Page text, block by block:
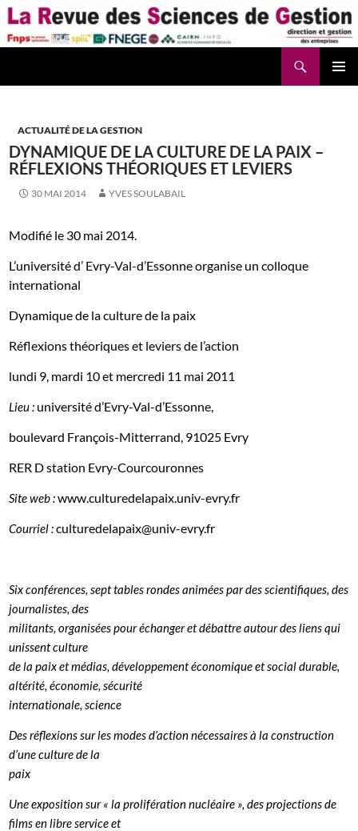
Aller
au
contenu
ACTUALITÉ DE LA GESTION
DYNAMIQUE DE LA CULTURE DE LA PAIX –
RÉFLEXIONS THÉORIQUES ET LEVIERS
30 MAI 2014 YVES SOULABAIL
Modifié le 30 mai 2014.
L’université d’ Evry-Val-d’Essonne organise un colloque
international
Dynamique de la culture de la paix
Réflexions théoriques et leviers de l’action
lundi 9, mardi 10 et mercredi 11 mai 2011
Lieu : université d’Evry-Val-d’Essonne,
boulevard François-Mitterrand, 91025 Evry
RER D station Evry-Courcouronnes
Site web :www.culturedelapaix.univ-evry.fr
Courriel :culturedelapaix@univ-evry.fr
Six conférences, sept tables rondes animées par des scientifiques, des
journalistes, des
militants, organisées pour échanger et débattre autour des liens qui
unissentculture
de la paixetmédias, développement économique et social durable,
altérité, économie, sécurité
internationale, science
Des réflexions sur les modes d’action nécessaires à la construction
d’une culture de la
paix
Une exposition sur « la prolifération nucléaire », des projections de
films en libre service et